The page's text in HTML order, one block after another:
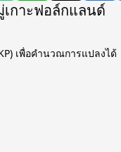
เกาะฟอล์กแลนด์
เพื่อคำนวณการแปลงได้